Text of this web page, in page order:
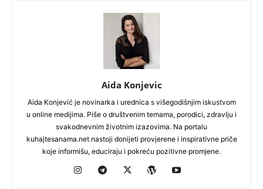
Aida Konjevic
Aida Konjević je novinarka i urednica s višegodišnjim iskustvom
u online medijima. Piše o društvenim temama, porodici, zdravlju i
svakodnevnim životnim izazovima. Na portalu
kuhajtesanama.net nastoji donijeti provjerene i inspirativne priče
koje informišu, educiraju i pokreću pozitivne promjene.